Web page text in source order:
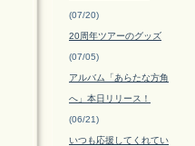
(07/20)
20周年ツアーのグッズ
(07/05)
アルバム「あらたな方角
へ」本日リリース！
(06/21)
いつも応援してくれてい